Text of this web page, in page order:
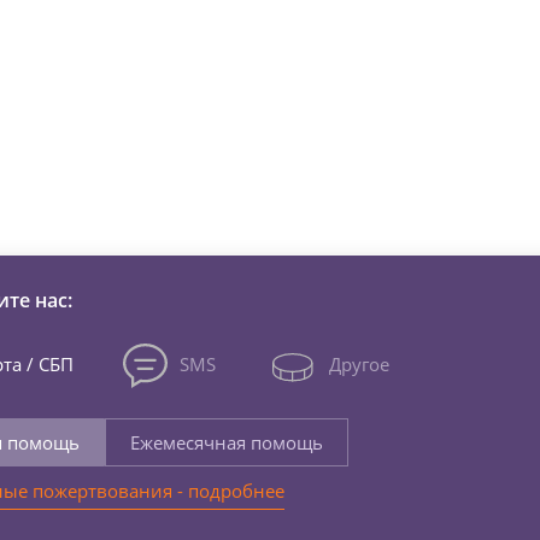
нас:
/ СБП SMS Другое
помощь
Ежемесячная помощь
пожертвования - подробнее